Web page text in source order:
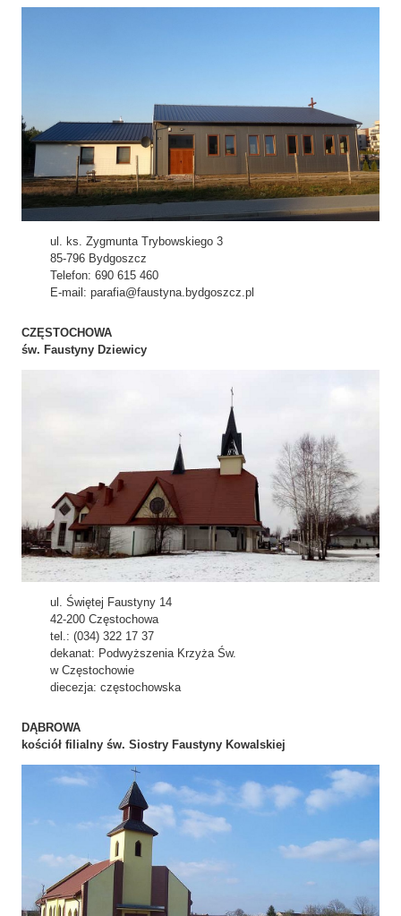
ul. ks. Zygmunta Trybowskiego 3
85-796 Bydgoszcz
Telefon: 690 615 460
E-mail: parafia@faustyna.bydgoszcz.pl
CZĘSTOCHOWA
św. Faustyny Dziewicy
ul. Świętej Faustyny 14
42-200 Częstochowa
tel.: (034) 322 17 37
dekanat: Podwyższenia Krzyża Św.
w Częstochowie
diecezja: częstochowska
DĄBROWA
kościół filialny św. Siostry Faustyny Kowalskiej